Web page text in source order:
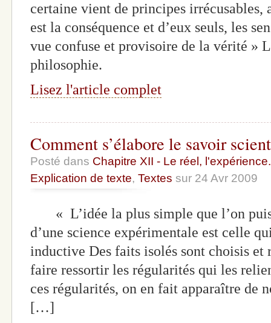
certaine vient de principes
est la conséquence et d’eux seuls, les
vue confuse et provisoire de la vérité »
philosophie.
Lisez l'article complet
Comment s’élabore le savoir
Posté dans Chapitre XII - Le réel, l'expérience.
Explication de texte, Textes sur 24 Avr 2009
« L’idée la plus simple que l’on
d’une science expérimentale est celle
inductive Des faits isolés sont choisis et
faire ressortir les régularités qui les
ces régularités, on en fait apparaître de
[…]